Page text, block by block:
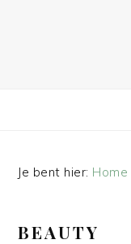
Je bent hier: Home
BEAUTY